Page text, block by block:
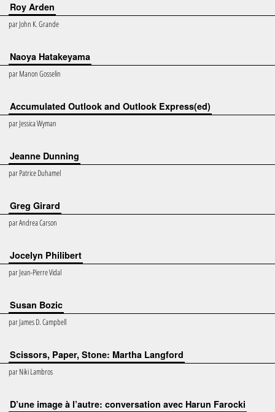
Roy Arden
parJohn K. Grande
Naoya Hatakeyama
parManon Gosselin
Accumulated Outlook and Outlook Express(ed)
parJessica Wyman
Jeanne Dunning
parPatrice Duhamel
Greg Girard
parAndrea Carson
Jocelyn Philibert
parJean-Pierre Vidal
Susan Bozic
parJames D. Campbell
Scissors, Paper, Stone: Martha Langford
parNiki Lambros
D’une image à l’autre: conversation avec Harun Farocki